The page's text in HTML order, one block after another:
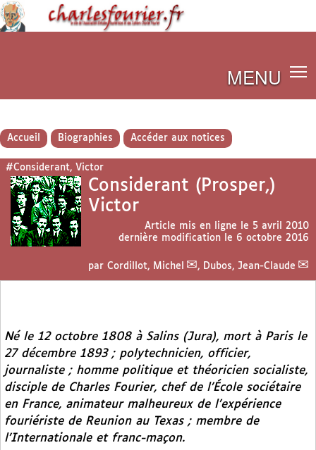
MENU
Accueil Biographies Accéder aux notices
#Considerant, Victor
Considerant (Prosper,)
Victor
Article mis en ligne le 5 avril 2010
dernière modification le 6 octobre 2016
par Cordillot, Michel , Dubos, Jean-Claude
Né le 12 octobre 1808 à Salins (Jura), mort à Paris le
27 décembre 1893 ; polytechnicien, officier,
journaliste ; homme politique et théoricien socialiste,
disciple de Charles Fourier, chef de l’École sociétaire
en France, animateur malheureux de l’expérience
fouriériste de Reunion au Texas ; membre de
l’Internationale et franc-maçon.